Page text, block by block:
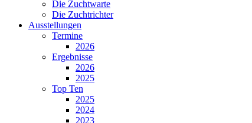
Die Zuchtwarte
Die Zuchtrichter
Ausstellungen
Termine
2026
Ergebnisse
2026
2025
Top Ten
2025
2024
2023